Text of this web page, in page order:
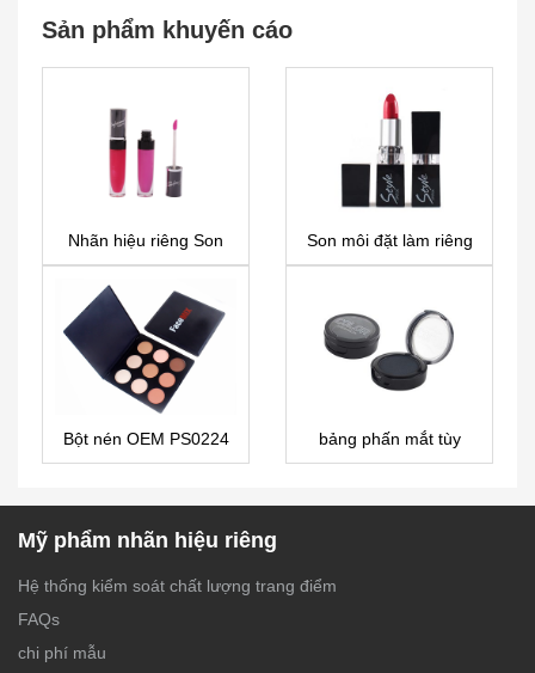
Sản phẩm khuyến cáo
Nhãn hiệu riêng Son
bóng LG0103
Son môi đặt làm riêng
LS0369
Bột nén OEM PS0224
bảng phấn mắt tùy
chỉnh
Mỹ phẩm nhãn hiệu riêng
Hệ thống kiểm soát chất lượng trang điểm
FAQs
chi phí mẫu